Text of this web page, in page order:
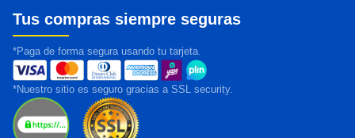
Tus compras siempre seguras
*Paga de forma segura usando tu tarjeta.
*Nuestro sitio es seguro gracias a SSL security.